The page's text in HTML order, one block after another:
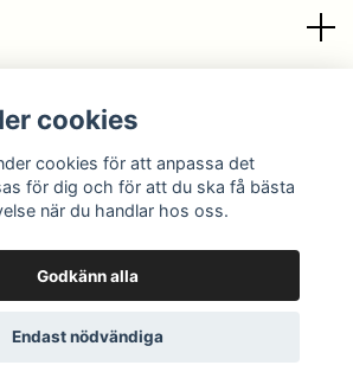
© 2026 Granqvist
cookies
cookies för att anpassa det
för dig och för att du ska få bästa
när du handlar hos oss.
Godkänn alla
Endast nödvändiga